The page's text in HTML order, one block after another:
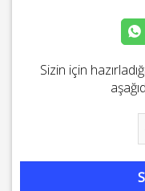
Sizin için